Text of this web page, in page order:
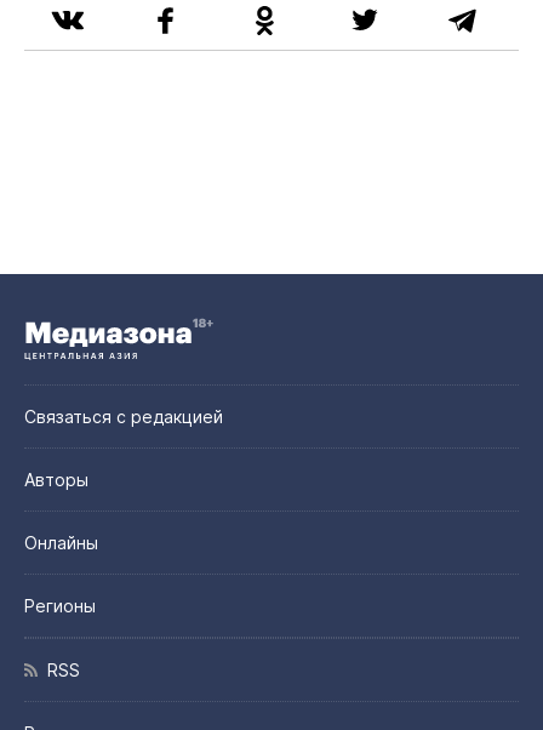
Связаться с редакцией
Авторы
Онлайны
Регионы
RSS